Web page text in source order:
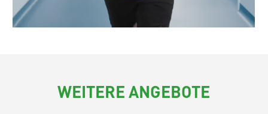
WEITERE ANGEBOTE